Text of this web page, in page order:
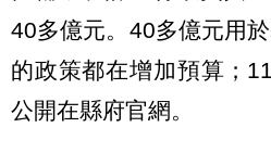
40多億元。40多億元用
的政策都在增加預算；
公開在縣府官網。